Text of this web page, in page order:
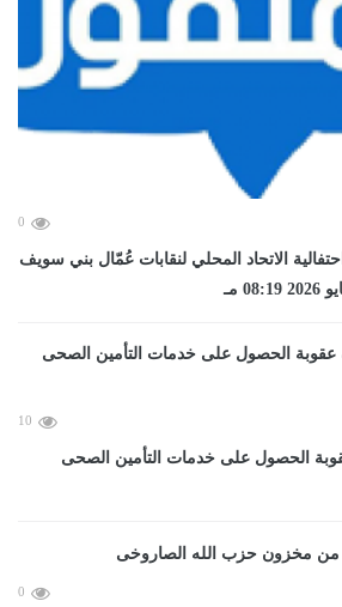
0
الاتحاد المحلي لنقابات عُمّال بني سويف
10
الحصول على خدمات التأمين الصحى
0